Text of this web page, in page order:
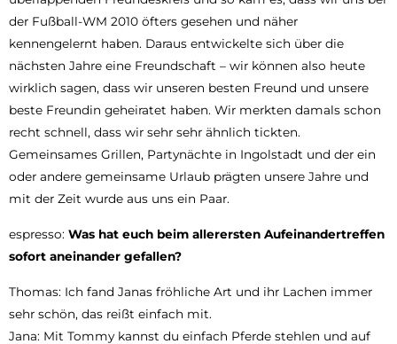
der Fußball-WM 2010 öfters gesehen und näher
kennengelernt haben. Daraus entwickelte sich über die
nächsten Jahre eine Freundschaft – wir können also heute
wirklich sagen, dass wir unseren besten Freund und unsere
beste Freundin geheiratet haben. Wir merkten damals schon
recht schnell, dass wir sehr sehr ähnlich tickten.
Gemeinsames Grillen, Partynächte in Ingolstadt und der ein
oder andere gemeinsame Urlaub prägten unsere Jahre und
mit der Zeit wurde aus uns ein Paar.
espresso: Was hat euch beim allerersten Aufeinandertreffen
sofort aneinander gefallen?
Thomas: Ich fand Janas fröhliche Art und ihr Lachen immer
sehr schön, das reißt einfach mit.
Jana: Mit Tommy kannst du einfach Pferde stehlen und auf